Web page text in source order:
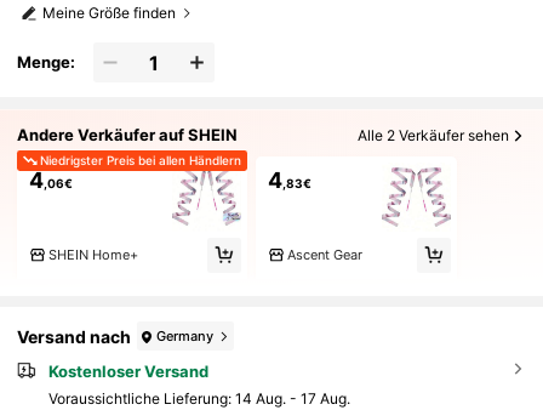
Meine Größe finden
Menge:
Andere Verkäufer auf SHEIN Alle 2 Verkäufer sehen
Niedrigster Preis bei allen Händlern
4,06€
SHEIN Home+
4,83€
Ascent Gear
Versand nach Germany
Kostenloser Versand
Voraussichtliche Lieferung: 14 Aug. - 17 Aug.